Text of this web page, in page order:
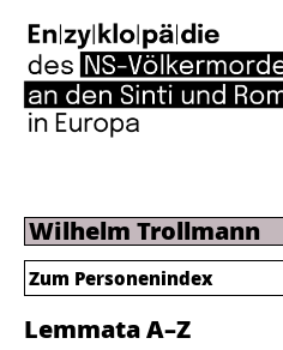
Wilhelm Trollmann
Lemmata A–Z
Zum Personenindex